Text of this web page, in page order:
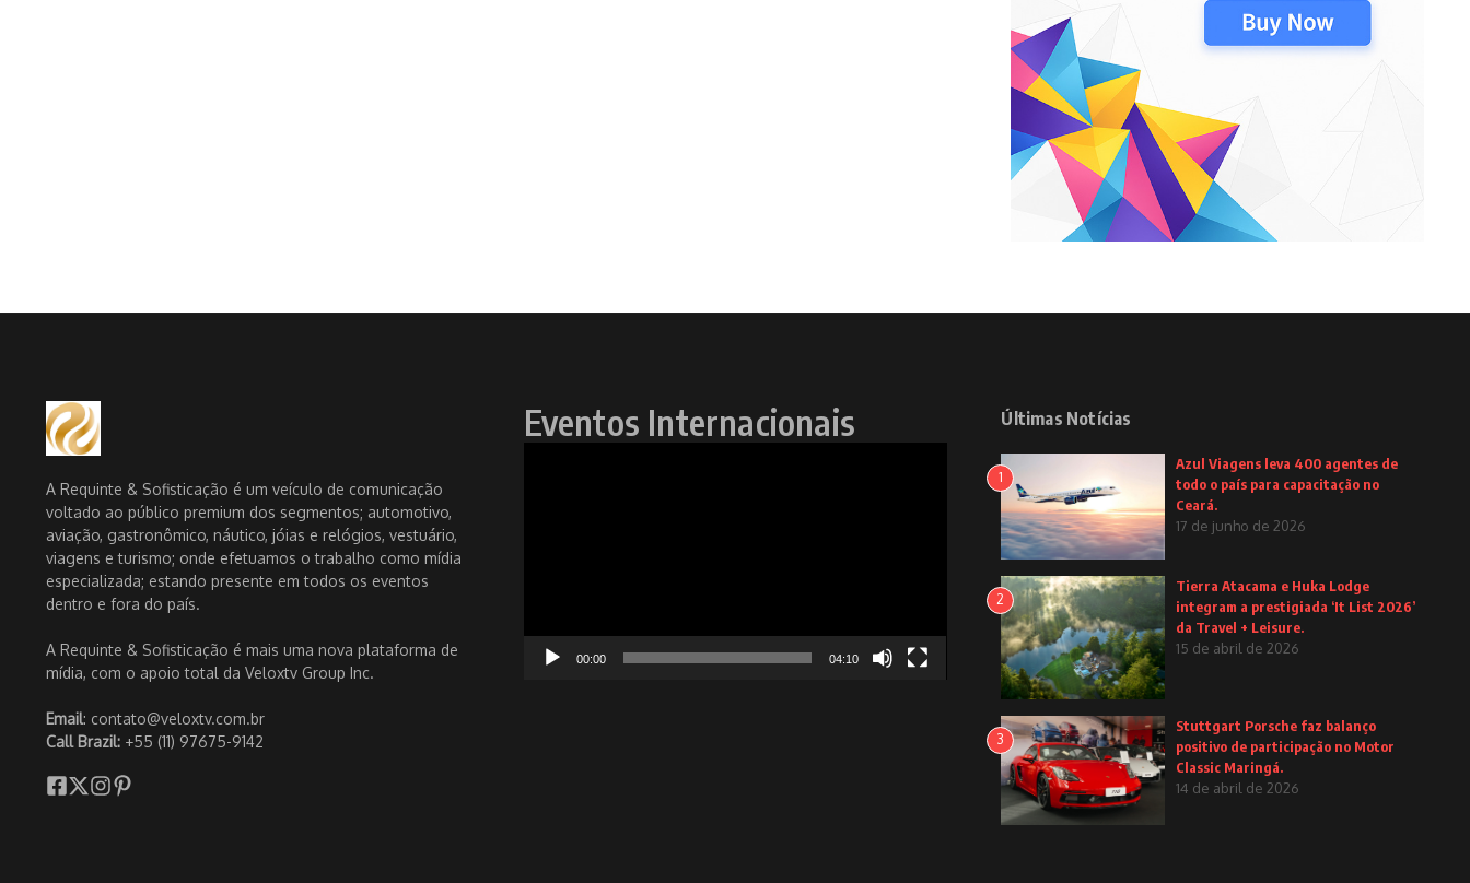
A Requinte & Sofisticação é um veículo de comunicação
voltado ao público premium dos segmentos; automotivo,
aviação, gastronômico, náutico, jóias e relógios, vestuário,
viagens e turismo; onde efetuamos o trabalho como mídia
especializada; estando presente em todos os eventos
dentro e fora do país.
A Requinte & Sofisticação é mais uma nova plataforma de
mídia, com o apoio total da Veloxtv Group Inc.
Email: contato@veloxtv.com.br
Call Brazil: +55 (11) 97675-9142
Eventos Internacionais
00:00 04:10
Últimas Notícias
1
Azul Viagens leva 400 agentes de
todo o país para capacitação no
Ceará.
17 de junho de 2026
2
Tierra Atacama e Huka Lodge
integram a prestigiada ‘It List 2026’
da Travel + Leisure.
15 de abril de 2026
3
Stuttgart Porsche faz balanço
positivo de participação no Motor
Classic Maringá.
14 de abril de 2026